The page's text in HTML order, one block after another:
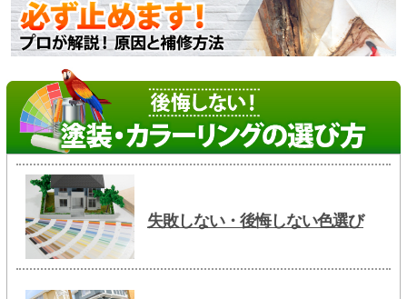
失敗しない・後悔しない色選び